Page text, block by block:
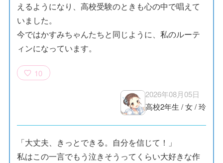
えるようになり、高校受験のときも心の中で唱えて
いました。
今ではかすみちゃんたちと同じように、私のルーテ
ィンになっています。
10
2026年08月05日
高校2年生 /女/玲
「大丈夫、きっとできる。自分を信じて！」
私はこの一言でもう泣きそうってくらい大好きな作